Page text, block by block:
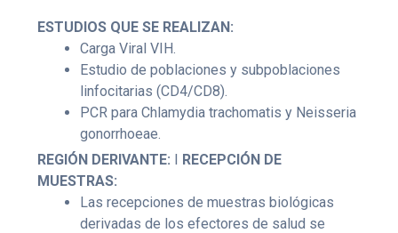
ESTUDIOS QUE SE REALIZAN:
Carga Viral VIH.
Estudio de poblaciones y subpoblaciones
linfocitarias (CD4/CD8).
PCR para Chlamydia trachomatis y Neisseria
gonorrhoeae.
REGIÓN DERIVANTE: I RECEPCIÓN DE
MUESTRAS:
Las recepciones de muestras biológicas
derivadas de los efectores de salud se